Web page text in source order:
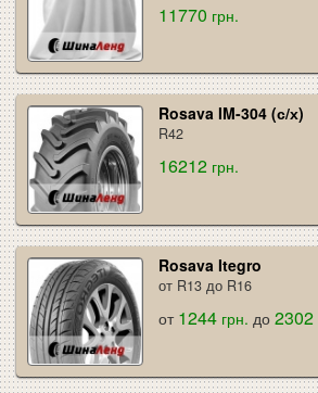
11770 грн.
Rosava IM-304 (с/х)
R42
16212 грн.
Rosava Itegro
от R13 до R16
от 1244 грн. до2302